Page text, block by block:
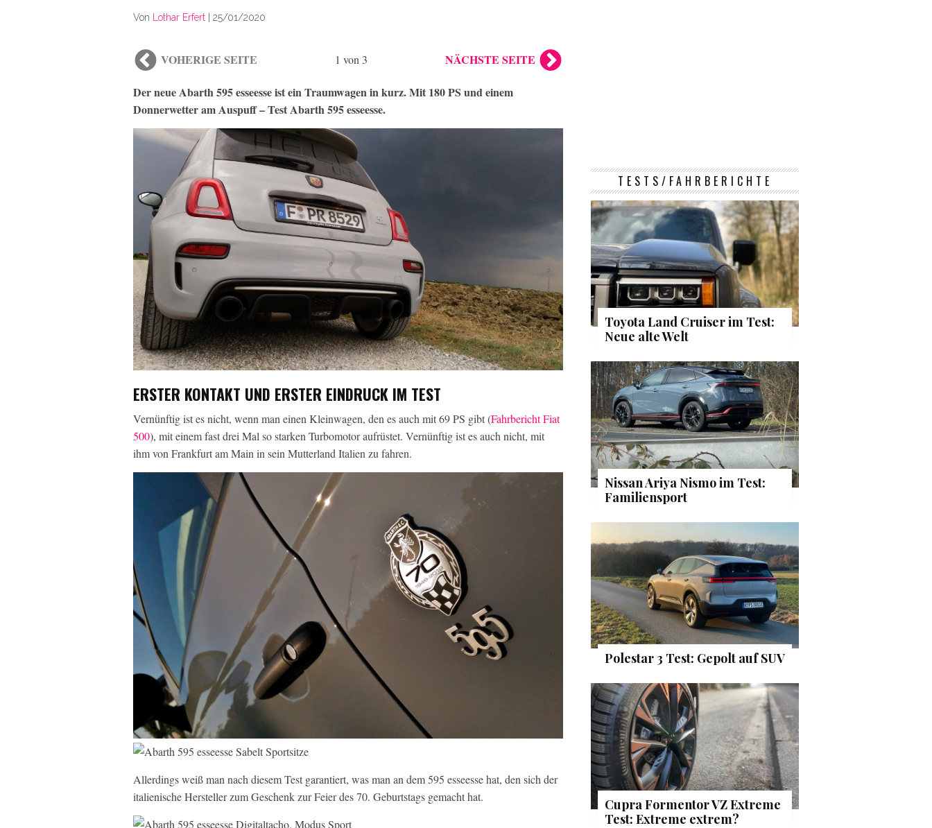
Von Lothar Erfert 25/01/2020
VOHERIGE SEITE 1 von 3 NÄCHSTE SEITE
Der neue Abarth 595 esseesse ist ein Traumwagen in kurz. Mit 180 PS und einem
Donnerwetter am Auspuff – Test Abarth 595 esseesse.
ERSTER KONTAKT UND ERSTER EINDRUCK IM TEST
Vernünftig ist es nicht, wenn man einen Kleinwagen, den es auch mit 69 PS gibt (Fahrbericht Fiat
500), mit einem fast drei Mal so starken Turbomotor aufrüstet. Vernünftig ist es auch nicht, mit
ihm von Frankfurt am Main in sein Mutterland Italien zu fahren.
Allerdings weiß man nach diesem Test garantiert, was man an dem 595 esseesse hat, den sich der
italienische Hersteller zum Geschenk zur Feier des 70. Geburtstags gemacht hat.
TESTS/FAHRBERICHTE
Toyota Land Cruiser im Test:
Neue alte Welt
Nissan Ariya Nismo im Test:
Familiensport
Polestar 3 Test: Gepolt auf SUV
Cupra Formentor VZ Extreme
Test: Extreme extrem?